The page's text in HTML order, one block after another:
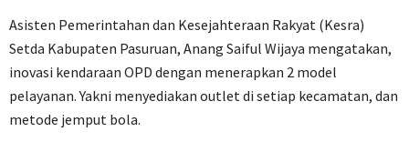
Asisten Pemerintahan dan Kesejahteraan Rakyat (Kesra)
Setda Kabupaten Pasuruan, Anang Saiful Wijaya mengatakan,
inovasi kendaraan OPD dengan menerapkan 2 model
pelayanan. Yakni menyediakan outlet di setiap kecamatan, dan
metode jemput bola.